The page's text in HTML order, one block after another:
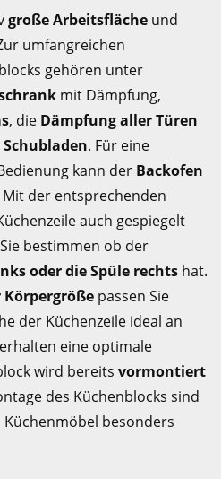
große Arbeitsfläche und
umfangreichen
gehören unter
mit Dämpfung,
, die Dämpfung aller Türen
. Für eine
kann der Backofen
der entsprechenden
auch gespiegelt
bestimmen ob der
oder die Spüle rechts hat.
passen Sie
der Küchenzeile ideal an
eine optimale
wird bereits vormontiert
des Küchenblocks sind
besonders